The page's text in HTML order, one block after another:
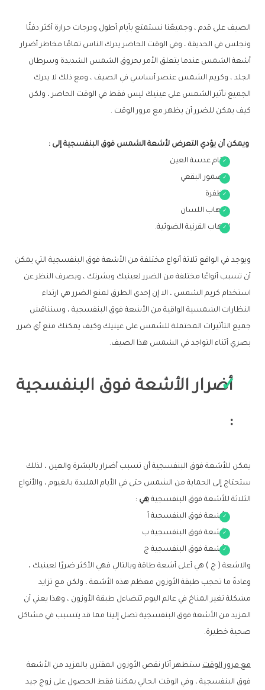
الصيف على قدم ، وجميعًنا نستمتع بأيام أطول ودرجات حرارة أكثر دفئًا
ونجلس في الحديقة ، وفي الوقت الحاضر يدرك الناس تمامًا مخاطر أضرار
أشعة الشمس عندما يتعلق الأمر بحروق الشمس الشديدة وسرطان
الجلد ، وكريم الشمس عنصر أساسي في الصيف ، ومع ذلك لا يدرك
الجميع تأثير الشمس على عينيك ليس فقط في الوقت الحاضر ، ولكن
كيف يمكن للضرر أن يظهر مع مرور الوقت .
ويمكن أن يؤدي التعرض لأشعة الشمس فوق البنفسجية إلى :
إعتام عدسة العين
الضمور البقعي
الظفرة
التهاب اللسان
التهاب القرنية الضوئية.
ويوجد في الواقع ثلاثة أنواع مختلفة من الأشعة فوق البنفسجية التي يمكن
أن تسبب أنواعًا مختلفة من الضرر لعينيك وبشرتك ، وبصرف النظر عن
استخدام كريم الشمس ، الا إن إحدى الطرق لمنع الضرر هي ارتداء
النظارات الشمسية الواقية من الأشعة فوق البنفسجية ، وسنناقش
جميع التأثيرات المحتملة للشمس على عينيك وكيف يمكنك منع أي ضرر
بصري أثناء التواجد في الشمس هذا الصيف.
أضرار الأشعة فوق البنفسجية
:
يمكن للأشعة فوق البنفسجية أن تسبب أضرار بالبشرة والعين ، لذلك
ستحتاج إلى الحماية من الشمس حتى في الأيام الملبدة بالغيوم ، والأنواع
الثلاثة للأشعة فوق البنفسجيةهي:
الأشعة فوق البنفسجية أ
الأشعة فوق البنفسجية ب
الأشعة فوق البنفسجية ج
والاشعة ( ج ) هي أعلى أشعة طاقة وبالتالي فهي الأكثر ضررًا لعينيك ،
وعادةً ما تحجب طبقة الأوزون معظم هذه الأشعة ، ولكن مع تزايد
مشكلة تغير المناخ في عالم اليوم تتضاءل طبقة الأوزون ، وهذا يعني أن
المزيد من الأشعة فوق البنفسجية تصل إلينا مما قد يتسبب في مشاكل
صحية خطيرة.
مع مرور الوقتستظهر آثار نقص الأوزون المقترن بالمزيد من الأشعة
فوق البنفسجية ، وفي الوقت الحالي يمكننا فقط الحصول على زوج جيد